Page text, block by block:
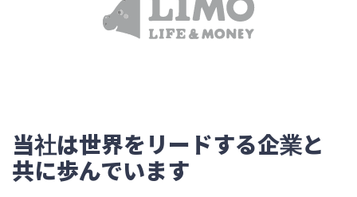
当社は世界をリードする企業と
共に歩んでいます